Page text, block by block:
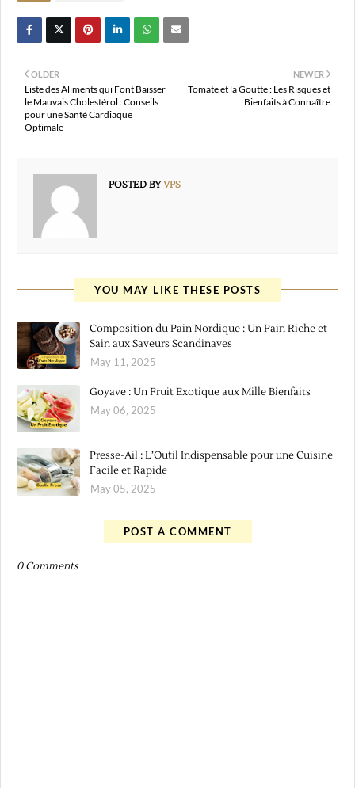
NEWER
Tomate et la Goutte : Les Risques et
Bienfaits à Connaître
OLDER
Liste des Aliments qui Font Baisser
le Mauvais Cholestérol : Conseils
pour une Santé Cardiaque
Optimale
POSTED BYVPS
YOU MAY LIKE THESE POSTS
Composition du Pain Nordique : Un Pain Riche et
Sain aux Saveurs Scandinaves
May 11, 2025
Goyave : Un Fruit Exotique aux Mille Bienfaits
May 06, 2025
Presse-Ail : L’Outil Indispensable pour une Cuisine
Facile et Rapide
May 05, 2025
POST A COMMENT
0 Comments